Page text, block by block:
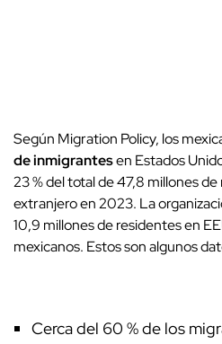
Según Migration Policy, los
de inmigrantesen Estados
23 % del total de 47,8 millones
extranjero en 2023. La
10,9 millones de residentes en
mexicanos. Estos son algunos
Cerca del 60 % de los